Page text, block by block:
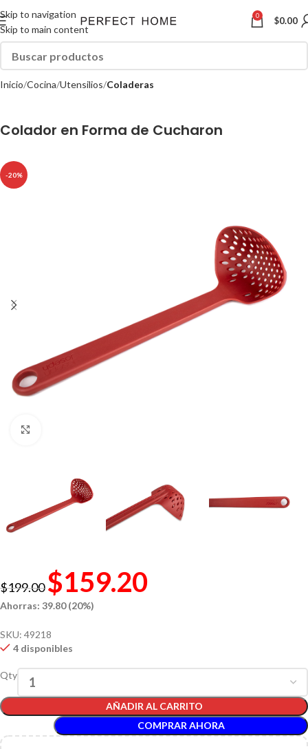
Skip to navigation
Skip to main content
0 $0.00
Inicio Cocina Utensilios Coladeras
Colador en Forma de Cucharon
-20%
$199.00 $159.20
Ahorras: 39.80 (20%)
SKU: 49218
4 disponibles
Qty
AÑADIR AL CARRITO
COMPRAR AHORA